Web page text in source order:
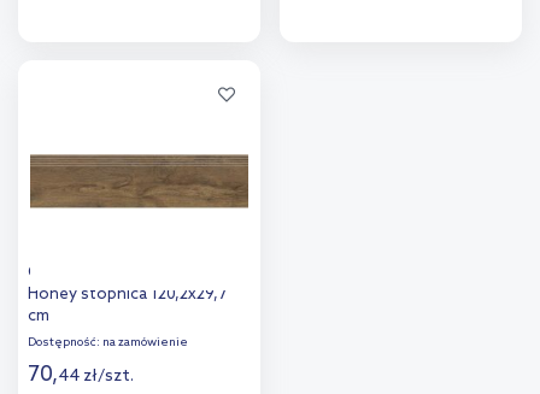
Cerrad Guardian Wood
Honey stopnica 120,2x29,7
cm
Dostępność: na zamówienie
70,44 zł/szt.